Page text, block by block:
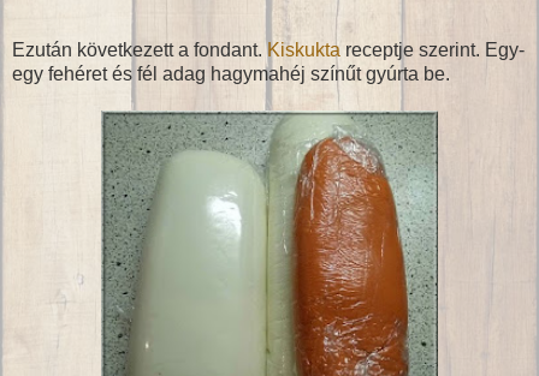
Ezután következett a fondant.Kiskukta receptje szerint. Egy-
egy fehéret és fél adag hagymahéj színűt gyúrta be.